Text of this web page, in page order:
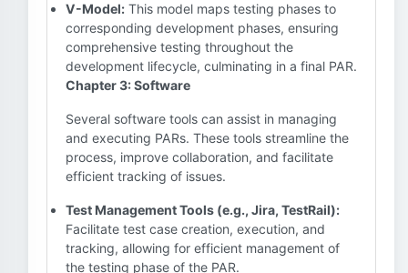
V-Model: This model maps testing phases to
corresponding development phases, ensuring
comprehensive testing throughout the
development lifecycle, culminating in a final PAR.
Chapter 3: Software
Several software tools can assist in managing
and executing PARs. These tools streamline the
process, improve collaboration, and facilitate
efficient tracking of issues.
Test Management Tools (e.g., Jira, TestRail):
Facilitate test case creation, execution, and
tracking, allowing for efficient management of
the testing phase of the PAR.